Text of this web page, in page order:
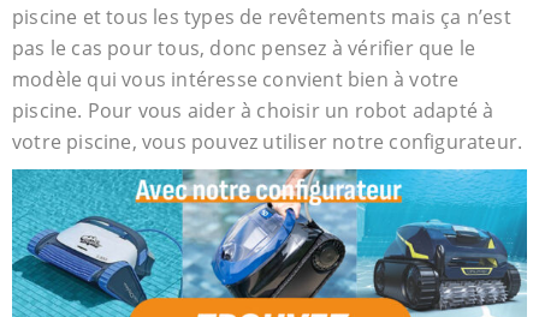
piscine et tous les types de revêtements mais ça n’est
pas le cas pour tous, donc pensez à vérifier que le
modèle qui vous intéresse convient bien à votre
piscine. Pour vous aider à choisir un robot adapté à
votre piscine, vous pouvez utiliser notre configurateur.